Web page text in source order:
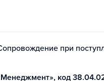
при
код